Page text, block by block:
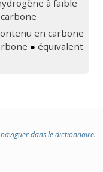
à faible
carbone
en carbone
●équivalent
dans le dictionnaire.